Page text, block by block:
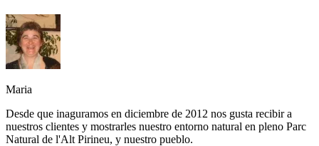
Maria
Desde que inaguramos en diciembre de 2012 nos gusta recibir a
nuestros clientes y mostrarles nuestro entorno natural en pleno Parc
Natural de l'Alt Pirineu, y nuestro pueblo.